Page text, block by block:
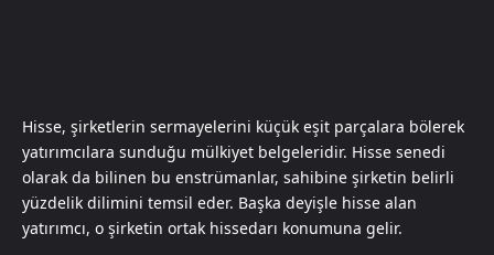
Hisse, şirketlerin sermayelerini küçük eşit parçalara bölerek
yatırımcılara sunduğu mülkiyet belgeleridir. Hisse senedi
olarak da bilinen bu enstrümanlar, sahibine şirketin belirli
yüzdelik dilimini temsil eder. Başka deyişle hisse alan
yatırımcı, o şirketin ortak hissedarı konumuna gelir.